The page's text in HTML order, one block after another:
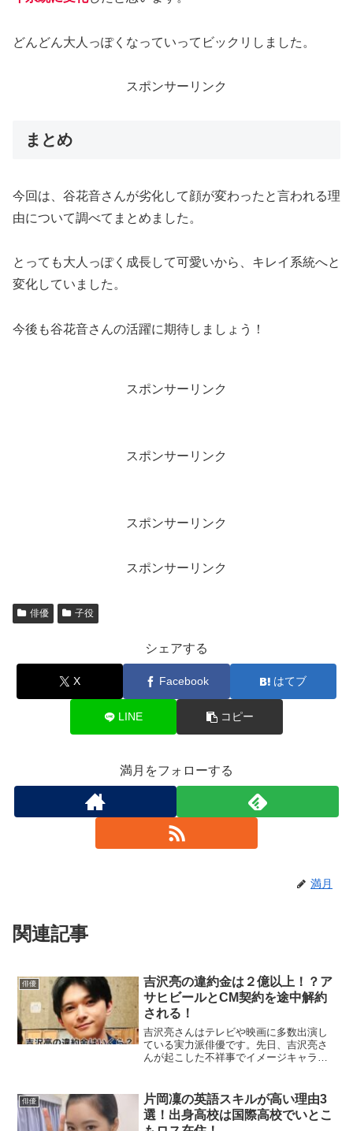
どんどん大人っぽくなっていってビックリしました。
スポンサーリンク
まとめ
今回は、谷花音さんが劣化して顔が変わったと言われる理
由について調べてまとめました。
とっても大人っぽく成長して可愛いから、キレイ系統へと
変化していました。
今後も谷花音さんの活躍に期待しましょう！
スポンサーリンク
スポンサーリンク
スポンサーリンク
スポンサーリンク
俳優 子役
シェアする
X Facebook はてブ
LINE コピー
満月をフォローする
満月
関連記事
俳優
吉沢亮の違約金は２億以上！？ア
サヒビールとCM契約を途中解約
される！
吉沢亮さんはテレビや映画に多数出演し
ている実力派俳優です。先日、吉沢亮さ
んが起こした不祥事でイメージキャラク
は、吉沢亮さんのアサヒビールCMの違約
金について調べてまと...
俳優
片岡凜の英語スキルが高い理由3
選！出身高校は国際高校でいとこ